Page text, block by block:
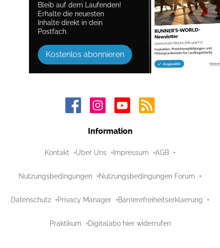
Bleib auf dem Laufenden!
Erhalte die neuesten
Inhalte direkt in dein
Postfach.
Kostenlos abonnieren
Information
Kontakt Über Uns Impressum AGB
Nutzungsbedingungen Nutzungsbedingungen Forum
Datenschutz Privacy Manager Barrierefreiheitserklaerung
Praktikum Digitalabo hier widerrufen